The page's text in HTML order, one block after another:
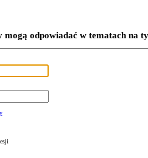
mogą odpowiadać w tematach na